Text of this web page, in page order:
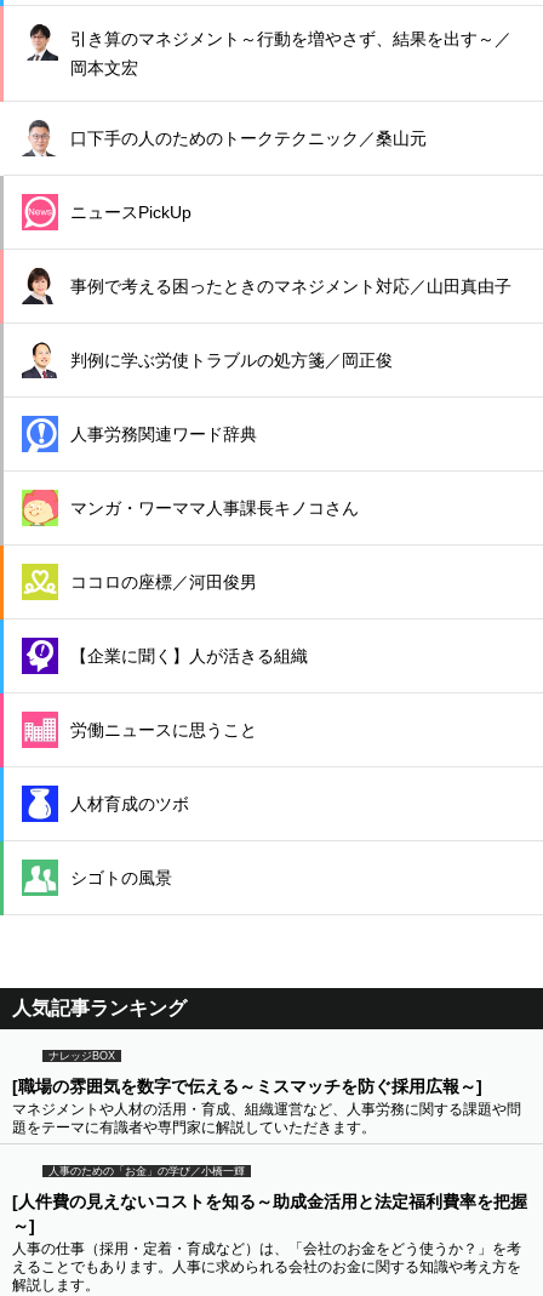
引き算のマネジメント～行動を増やさず、結果を出す～／
岡本文宏
口下手の人のためのトークテクニック／桑山元
ニュースPickUp
事例で考える困ったときのマネジメント対応／山田真由子
判例に学ぶ労使トラブルの処方箋／岡正俊
人事労務関連ワード辞典
マンガ・ワーママ人事課長キノコさん
ココロの座標／河田俊男
【企業に聞く】人が活きる組織
労働ニュースに思うこと
人材育成のツボ
シゴトの風景
人気記事ランキング
ナレッジBOX
[職場の雰囲気を数字で伝える～ミスマッチを防ぐ採用広報～]
マネジメントや人材の活用・育成、組織運営など、人事労務に関する課題や問
題をテーマに有識者や専門家に解説していただきます。
人事のための「お金」の学び／小橋一輝
[人件費の見えないコストを知る～助成金活用と法定福利費率を把握
～]
人事の仕事（採用・定着・育成など）は、「会社のお金をどう使うか？」を考
えることでもあります。人事に求められる会社のお金に関する知識や考え方を
解説します。